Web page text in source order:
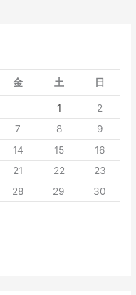
金 土 日
1
2
7 8
9
14 15
16
21 22
23
28 29
30